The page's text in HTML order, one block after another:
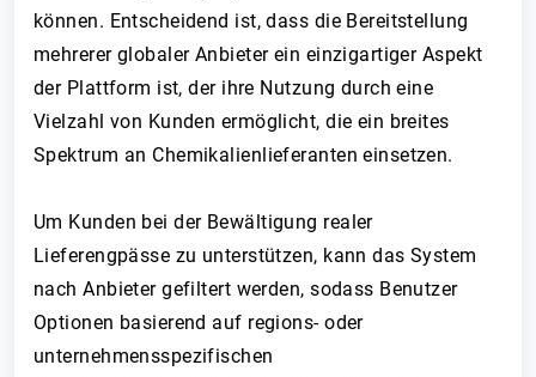
können. Entscheidend ist, dass die Bereitstellung
mehrerer globaler Anbieter ein einzigartiger Aspekt
der Plattform ist, der ihre Nutzung durch eine
Vielzahl von Kunden ermöglicht, die ein breites
Spektrum an Chemikalienlieferanten einsetzen.
Um Kunden bei der Bewältigung realer
Lieferengpässe zu unterstützen, kann das System
nach Anbieter gefiltert werden, sodass Benutzer
Optionen basierend auf regions- oder
unternehmensspezifischen